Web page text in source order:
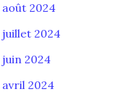
août 2024
juillet 2024
juin 2024
avril 2024